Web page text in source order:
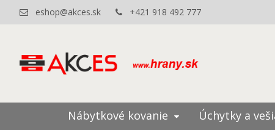
eshop@akces.sk +421 918 492 777
Nábytkové kovanie Úchytky a